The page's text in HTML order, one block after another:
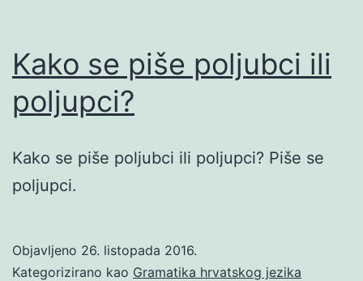
Kako se piše poljubci ili
poljupci?
Kako se piše poljubci ili poljupci? Piše se
poljupci.
Objavljeno 26. listopada 2016.
Kategorizirano kao Gramatika hrvatskog jezika